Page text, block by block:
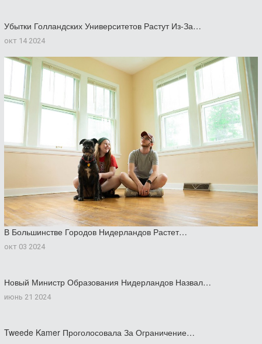
Убытки Голландских Университетов Растут Из-За…
окт 14 2024
В Большинстве Городов Нидерландов Растет…
окт 03 2024
Новый Министр Образования Нидерландов Назвал…
июнь 21 2024
Tweede Kamer Проголосовала За Ограничение…